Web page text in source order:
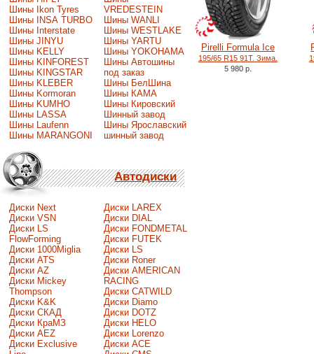
Шины Ikon Tyres
Шины INSA TURBO
Шины Interstate
Шины JINYU
Шины KELLY
Шины KINFOREST
Шины KINGSTAR
Шины KLEBER
Шины Kormoran
Шины KUMHO
Шины LASSA
Шины Laufenn
Шины MARANGONI
VREDESTEIN
Шины WANLI
Шины WESTLAKE
Шины YARTU
Шины YOKOHAMA
Шины Автошины
под заказ
Шины БелШина
Шины КАМА
Шины Кировский
Шинный завод
Шины Ярославский
шинный завод
Автодиски
Диски Next
Диски VSN
Диски LS
FlowForming
Диски 1000Miglia
Диски ATS
Диски AZ
Диски Mickey
Thompson
Диски K&K
Диски СКАД
Диски КраМЗ
Диски AEZ
Диски Exclusive
Диски LAREX
Диски DIAL
Диски FONDMETAL
Диски FUTEK
Диски LS
Диски Roner
Диски AMERICAN
RACING
Диски CATWILD
Диски Diamo
Диски DOTZ
Диски HELO
Диски Lorenzo
Диски ACE
Pirelli Formula Ice
195/65 R15 91T. Зима.
5 980 р.